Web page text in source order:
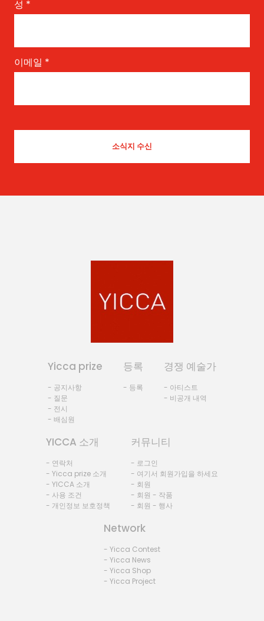
성 *
이메일 *
Yicca prize
- 공지사항
- 질문
- 전시
- 배심원
등록
- 등록
경쟁 예술가
- 아티스트
- 비공개 내역
YICCA 소개
- 연락처
- Yicca prize 소개
- YICCA 소개
- 사용 조건
- 개인정보 보호정책
커뮤니티
- 로그인
- 여기서 회원가입을 하세요
- 회원
- 회원 - 작품
- 회원 - 행사
Network
- Yicca Contest
- Yicca News
- Yicca Shop
- Yicca Project